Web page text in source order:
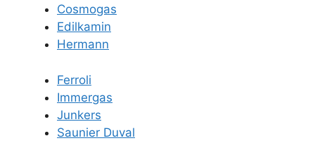
Cosmogas
Edilkamin
Hermann
Ferroli
Immergas
Junkers
Saunier Duval